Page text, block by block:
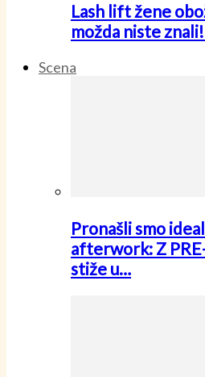
Lash lift žene
možda niste
Scena
Pronašli smo
afterwork: Z
stiže u…